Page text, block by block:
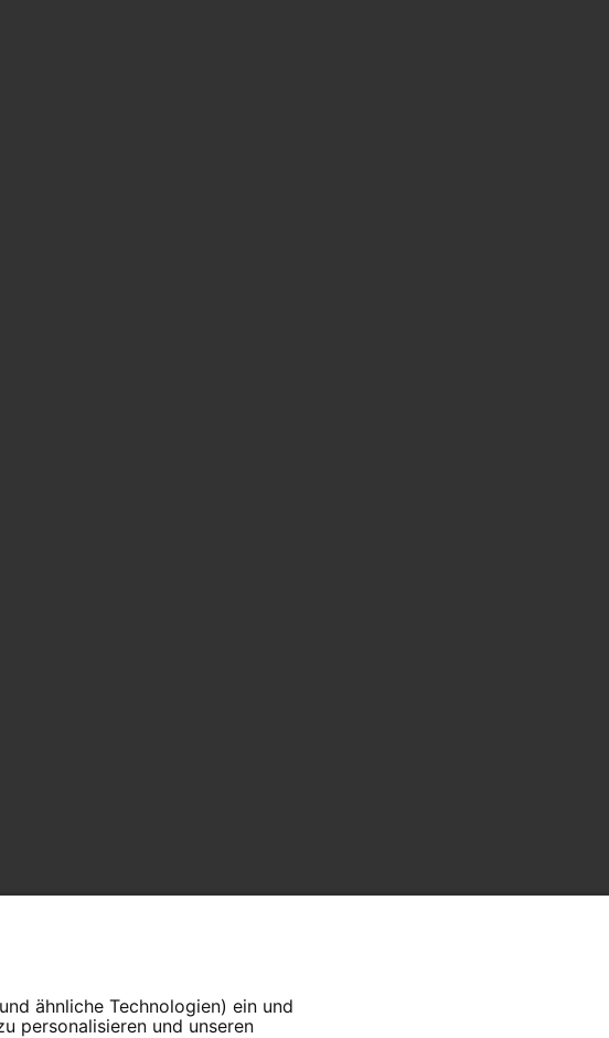
ähnliche Technologien) ein und
personalisieren und unseren